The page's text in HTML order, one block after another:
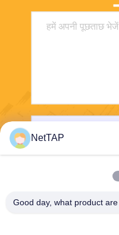
NetTAP
Good day, what product